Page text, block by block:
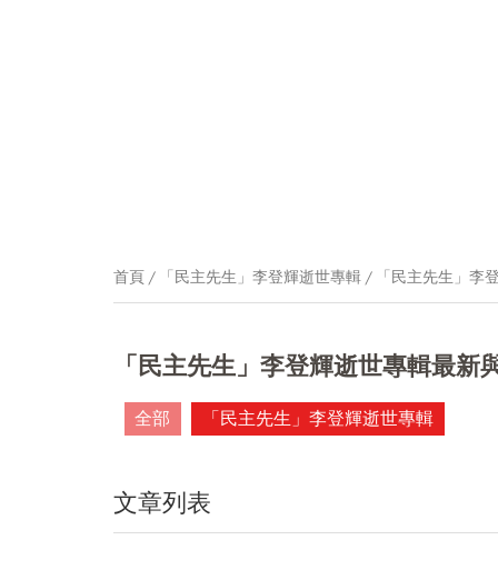
首頁 「民主先生」李登輝逝世專輯 「民主先生」李
「民主先生」李登輝逝世專輯最新
全部 「民主先生」李登輝逝世專輯
文章列表